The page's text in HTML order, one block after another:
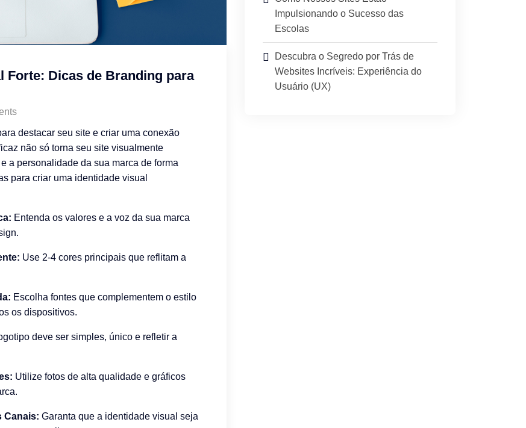
Forte: Dicas de Branding para
destacar seu site e criar uma conexão
não só torna seu site visualmente
a personalidade da sua marca de forma
para criar uma identidade visual
Entenda os valores e a voz da sua marca
Use 2-4 cores principais que reflitam a
Escolha fontes que complementem o estilo
os dispositivos.
deve ser simples, único e refletir a
Utilize fotos de alta qualidade e gráficos
Canais: Garanta que a identidade visual seja
Impulsionando o Sucesso das
Escolas
Descubra o Segredo por Trás de
Websites Incríveis: Experiência do
Usuário (UX)